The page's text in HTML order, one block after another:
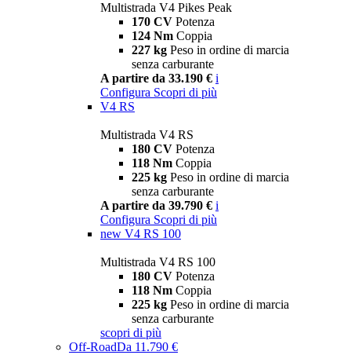
Multistrada V4 Pikes Peak
170 CV Potenza
124 Nm Coppia
227 kg Peso in ordine di marcia
senza carburante
A partire da 33.190 € i
Configura Scopri di più
V4 RS
Multistrada V4 RS
180 CV Potenza
118 Nm Coppia
225 kg Peso in ordine di marcia
senza carburante
A partire da 39.790 € i
Configura Scopri di più
new V4 RS 100
Multistrada V4 RS 100
180 CV Potenza
118 Nm Coppia
225 kg Peso in ordine di marcia
senza carburante
scopri di più
Off-RoadDa 11.790 €